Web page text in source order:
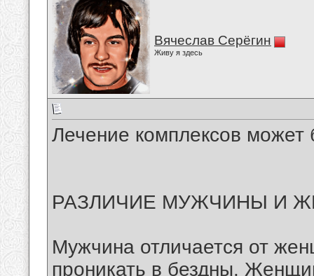
Вячеслав Серёгин
Живу я здесь
Лечение комплексов может
РАЗЛИЧИЕ МУЖЧИНЫ И
Мужчина отличается от
проникать в бездны.